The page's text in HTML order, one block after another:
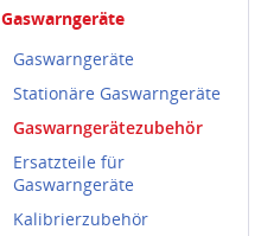
Gaswarngeräte
Gaswarngeräte
Stationäre Gaswarngeräte
Gaswarngerätezubehör
Ersatzteile für
Gaswarngeräte
Kalibrierzubehör